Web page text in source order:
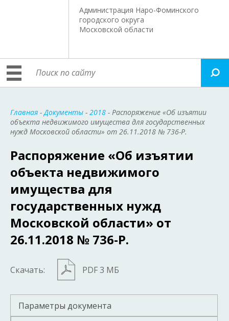
Администрация Наро-Фоминского
городского округа
Московской области
Главная -Документы - 2018 - Распоряжение «Об изъятии
объекта недвижимого имущества для государственных
нужд Московской области» от 26.11.2018 № 736-Р.
Распоряжение «Об изъятии
объекта недвижимого
имущества для
государственных нужд
Московской области» от
26.11.2018 № 736-Р.
Скачать: PDF 3 МБ
Параметры документа